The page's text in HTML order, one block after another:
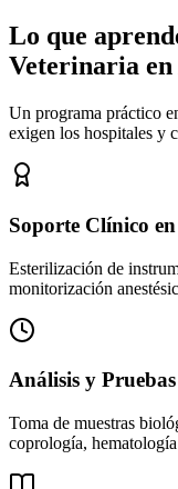
Lo que
Veterinaria
Un programa práctico
exigen los hospitales y
Soporte Clínico
Esterilización de
monitorización
Análisis y
Toma de muestras
coprología,